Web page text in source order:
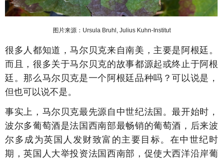
图片来源： Ursula Bruhl, Julius Kuhn-Institut
很多人都知道，马尔贝克来自南美，主要是阿根廷。
而且，很多关于马尔贝克的故事都源起或终止于阿根
廷。那么马尔贝克是一个阿根廷品种吗？可以说是，
但也可以说不是。
事实上，马尔贝克最先源自中世纪法国。最开始时，
波尔多葡萄酒是法国西南部最畅销的葡萄酒，后来波
尔多成为英国人发财致富的主要目标。在中世纪时
期，英国人大举投资法国西南部，促使大西洋沿岸葡